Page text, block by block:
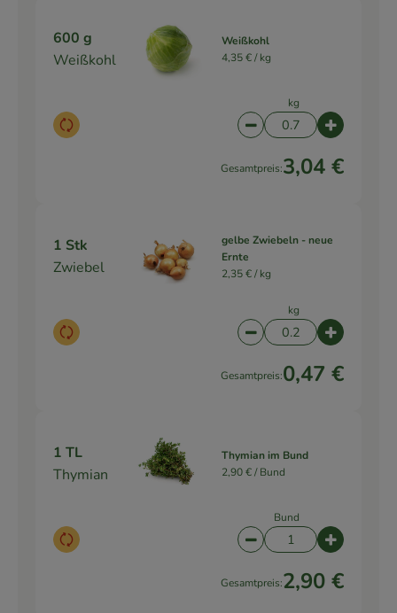
600 g
Weißkohl
Auswahl ändern
Weißkohl
4,35 € /kg
kg
Artikelanzahl
Gesamtpreis:3,04 €
1 Stk
Zwiebel
Auswahl ändern
gelbe Zwiebeln - neue
Ernte
2,35 € /kg
kg
Artikelanzahl
Gesamtpreis:0,47 €
1 TL
Thymian
Auswahl ändern
Thymian im Bund
2,90 € /Bund
Bund
Artikelanzahl
Gesamtpreis:2,90 €